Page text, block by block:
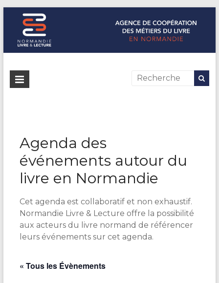
Normandie Livre & Lecture
L'agence de coopération des métiers du livre en Normandie
Agenda des
événements autour du
livre en Normandie
Cet agenda est collaboratif et non exhaustif.
Normandie Livre & Lecture offre la possibilité
aux acteurs du livre normand de référencer
leurs événements sur cet agenda.
« Tous les Évènements